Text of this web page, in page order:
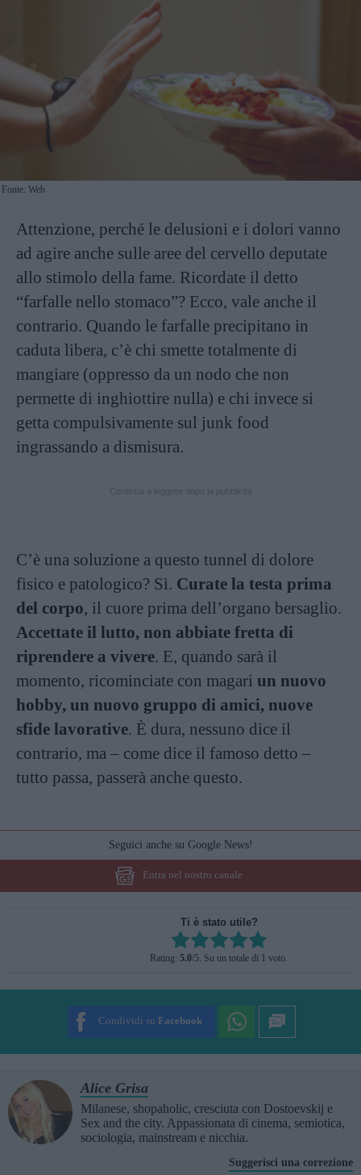
Fonte: Web
Attenzione, perché le delusioni e i dolori vanno
ad agire anche sulle aree del cervello deputate
allo stimolo della fame. Ricordate il detto
“farfalle nello stomaco”? Ecco, vale anche il
contrario. Quando le farfalle precipitano in
caduta libera, c’è chi smette totalmente di
mangiare (oppresso da un nodo che non
permette di inghiottire nulla) e chi invece si
getta compulsivamente sul junk food
ingrassando a dismisura.
C’è una soluzione a questo tunnel di dolore
fisico e patologico? Sì. Curate la testa prima
del corpo, il cuore prima dell’organo bersaglio.
Accettate il lutto, non abbiate fretta di
riprendere a vivere. E, quando sarà il
momento, ricominciate con magari un nuovo
hobby, un nuovo gruppo di amici, nuove
sfide lavorative. È dura, nessuno dice il
contrario, ma – come dice il famoso detto –
tutto passa, passerà anche questo.
Seguici anche su Google News!
Entra nel nostro canale
Ti è stato utile?
Rate this item:
SUBMIT RATING
Rating: 5.0/5. Su un totale di 1 voto.
Condividi su Facebook
Alice Grisa
Milanese, shopaholic, cresciuta con Dostoevskij e
Sex and the city. Appassionata di cinema, semiotica,
sociologia, mainstream e nicchia.
Suggerisci una correzione